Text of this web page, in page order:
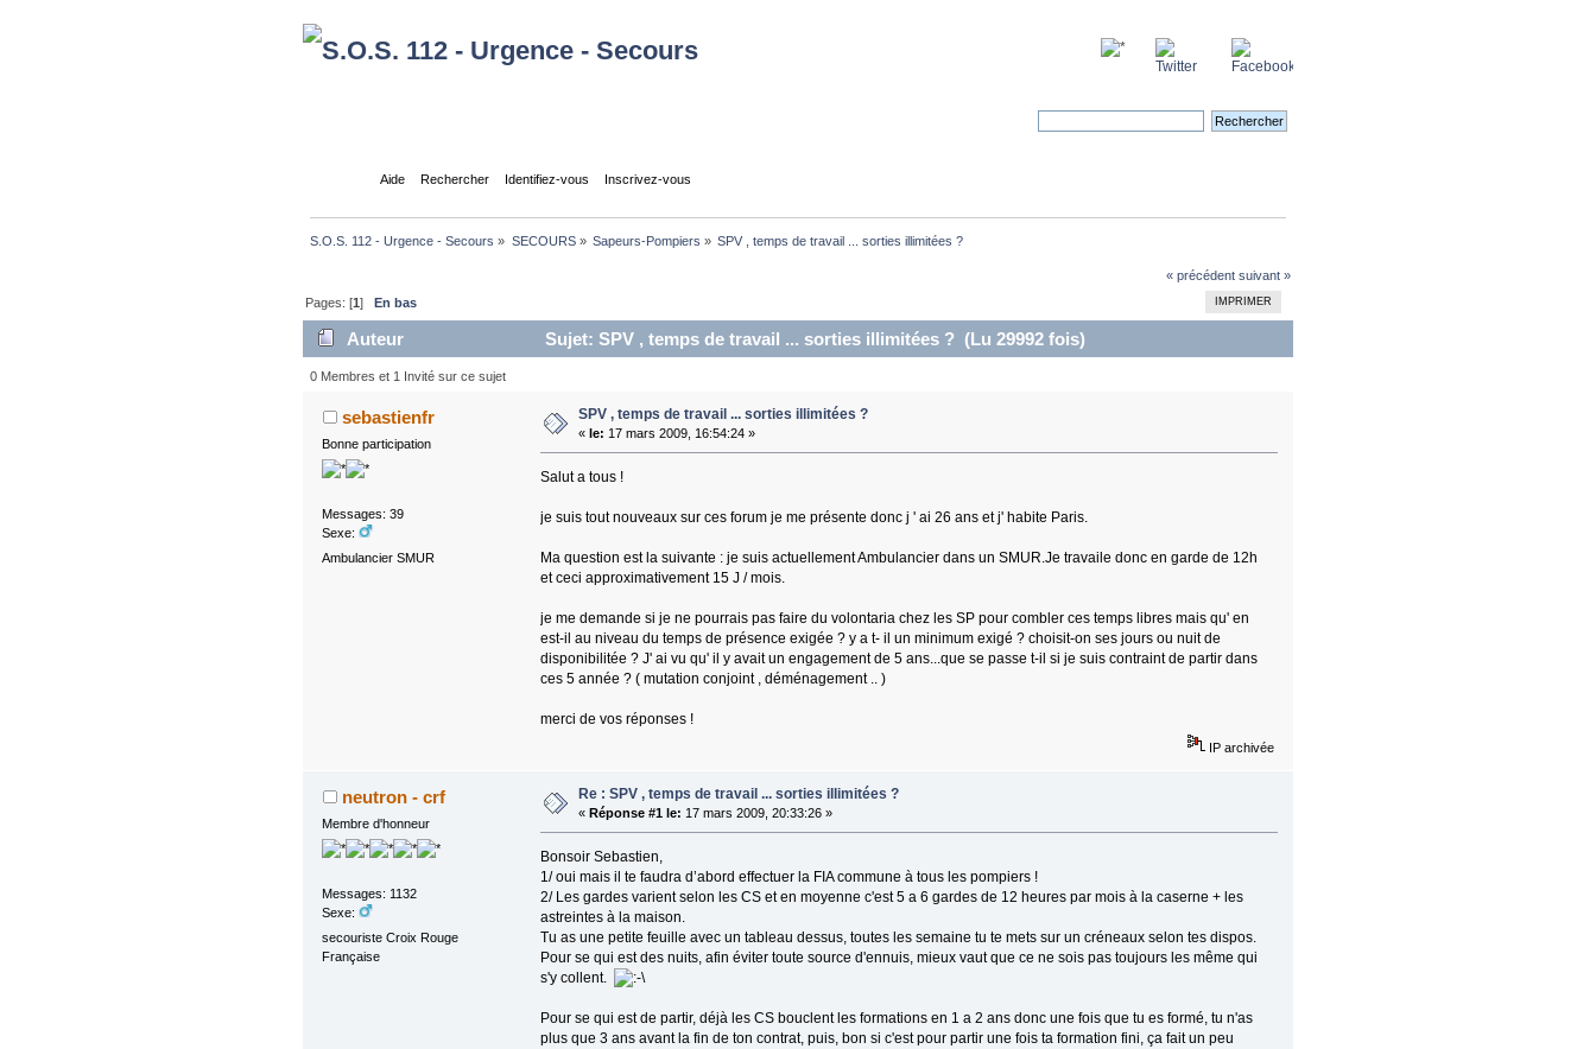
Aide Rechercher Identifiez-vous Inscrivez-vous
S.O.S. 112 - Urgence - Secours » SECOURS» Sapeurs-Pompiers » SPV , temps de travail ... sorties illimitées ?
« précédent suivant »
IMPRIMER
Pages: [1]En bas
Auteur Sujet: SPV , temps de travail ... sorties illimitées ? (Lu 29992 fois)
0 Membres et 1 Invité sur ce sujet
sebastienfr
Bonne participation
Messages: 39
Sexe:
Ambulancier SMUR
SPV , temps de travail ... sorties illimitées ?
«le: 17 mars 2009, 16:54:24 »
Salut a tous !
je suis tout nouveaux sur ces forum je me présente donc j ' ai 26 ans et j' habite Paris.
Ma question est la suivante : je suis actuellement Ambulancier dans un SMUR.Je travaile donc en garde de 12h
et ceci approximativement 15 J / mois.
je me demande si je ne pourrais pas faire du volontaria chez les SP pour combler ces temps libres mais qu' en
est-il au niveau du temps de présence exigée ? y a t- il un minimum exigé ? choisit-on ses jours ou nuit de
disponibilitée ? J' ai vu qu' il y avait un engagement de 5 ans...que se passe t-il si je suis contraint de partir dans
ces 5 année ? ( mutation conjoint , déménagement .. )
merci de vos réponses !
IP archivée
neutron - crf
Membre d'honneur
Messages: 1132
Sexe:
secouriste Croix Rouge
Française
Re : SPV , temps de travail ... sorties illimitées ?
« Réponse #1 le: 17 mars 2009, 20:33:26 »
Bonsoir Sebastien,
1/ oui mais il te faudra d’abord effectuer la FIA commune à tous les pompiers !
2/ Les gardes varient selon les CS et en moyenne c'est 5 a 6 gardes de 12 heures par mois à la caserne + les
astreintes à la maison.
Tu as une petite feuille avec un tableau dessus, toutes les semaine tu te mets sur un créneaux selon tes dispos.
Pour se qui est des nuits, afin éviter toute source d'ennuis, mieux vaut que ce ne sois pas toujours les même qui
s'y collent.
Pour se qui est de partir, déjà les CS bouclent les formations en 1 a 2 ans donc une fois que tu es formé, tu n'as
plus que 3 ans avant la fin de ton contrat, puis, bon si c'est pour partir une fois ta formation fini, ça fait un peu